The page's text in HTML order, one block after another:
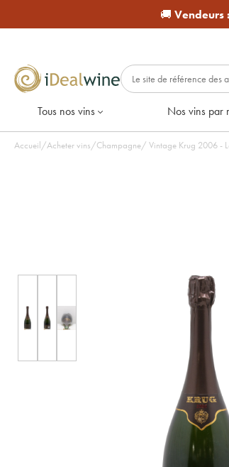
🚚 Vendeurs :
Tous nos vins Nos vins par
Accueil/Acheter vins/Champagne/ Vintage Krug 2006 -